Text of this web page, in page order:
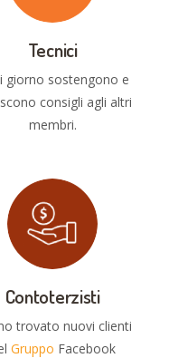
Tecnici
giorno sostengono e
consigli agli altri
membri.
Contoterzisti
trovato nuovi clienti
Gruppo Facebook